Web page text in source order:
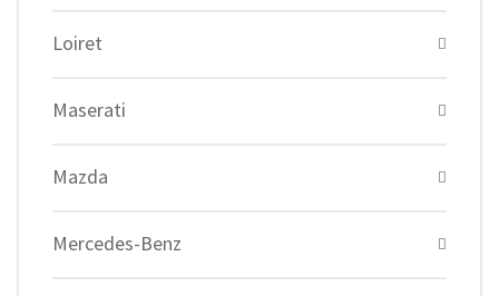
Loiret
Maserati
Mazda
Mercedes-Benz